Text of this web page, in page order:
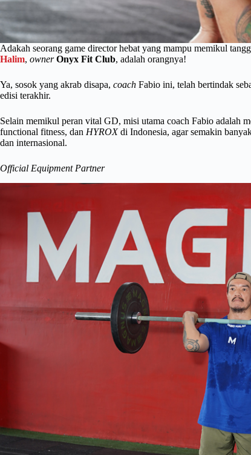
Adakah seorang game director hebat yang mampu memikul
Halim, owner Onyx Fit Club, adalah orangnya!
Ya, sosok yang akrab disapa, coach Fabio ini, telah bertindak
edisi terakhir.
Selain memikul peran vital GD, misi utama coach Fabio adalah
functional fitness, dan HYROXdi Indonesia, agar semakin
dan internasional.
Official Equipment Partner